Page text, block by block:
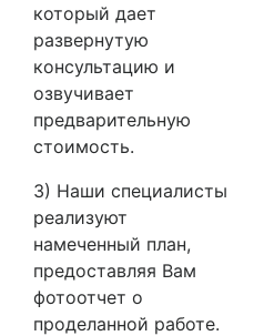
который дает
развернутую
консультацию и
озвучивает
предварительную
стоимость.
3) Наши специалисты
реализуют
намеченный план,
предоставляя Вам
фотоотчет о
проделанной работе.